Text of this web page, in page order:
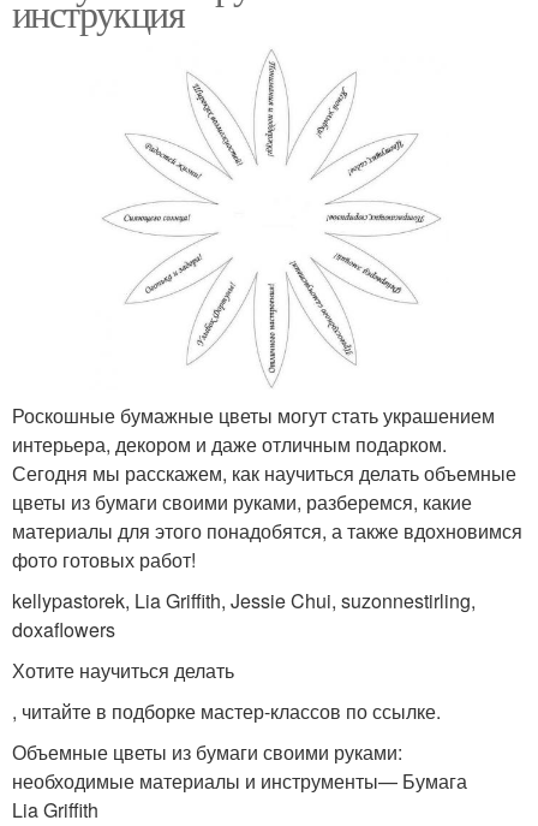
инструкция
Роскошные бумажные цветы могут стать украшением
интерьера, декором и даже отличным подарком.
Сегодня мы расскажем, как научиться делать объемные
цветы из бумаги своими руками, разберемся, какие
материалы для этого понадобятся, а также вдохновимся
фото готовых работ!
kellypastorek, Lia Griffith, Jessie Chui, suzonnestirling,
doxaflowers
Хотите научиться делать
, читайте в подборке мастер-классов по ссылке.
Объемные цветы из бумаги своими руками:
необходимые материалы и инструменты— Бумага
Lia Griffith